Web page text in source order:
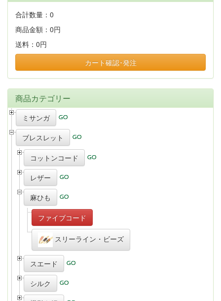
合計数量： 0
商品金額： 0円
送料： 0円
カート確認･発注
商品カテゴリー
ミサンガ
ブレスレット
コットンコード
レザー
麻ひも
ファイブコード
スリーライン・ビーズ
スエード
シルク